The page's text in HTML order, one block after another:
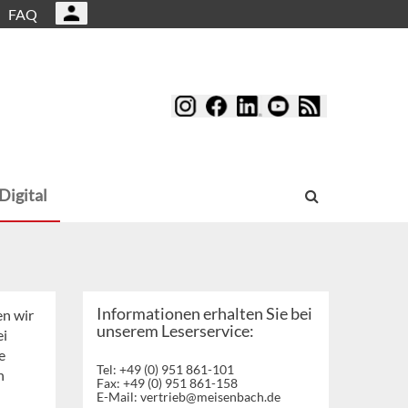
FAQ
wir
Informationen erhalten Sie bei
unserem Leserservice:
Tel: +49 (0) 951 861-101
Fax: +49 (0) 951 861-158
E-Mail: vertrieb@meisenbach.de